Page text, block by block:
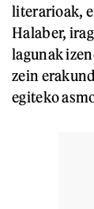
literarioak,
Halaber,
lagunak
zein
egiteko